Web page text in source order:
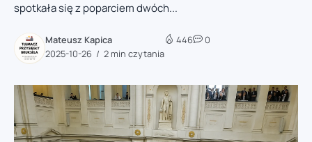
spotkała się z poparciem dwóch...
Mateusz Kapica
2025-10-26
2 min czytania
446 0